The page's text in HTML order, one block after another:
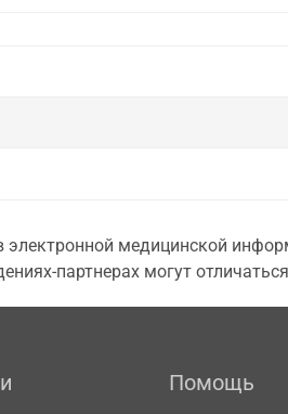
медицинской
партнерах могут
Помощь